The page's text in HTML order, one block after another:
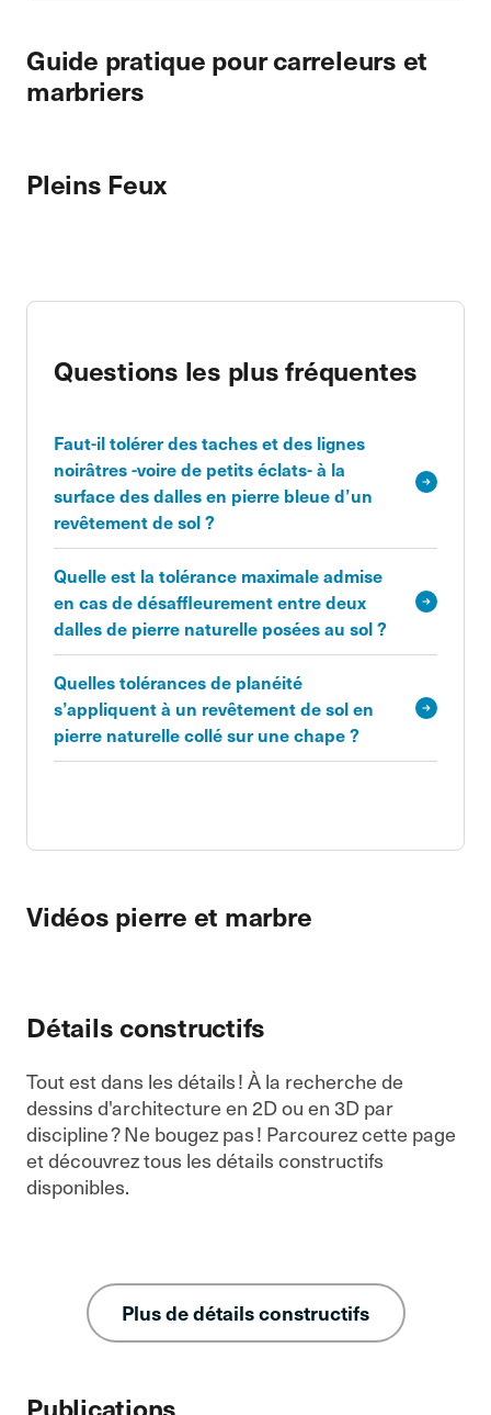
Guide pratique pour carreleurs et
marbriers
Pleins Feux
Questions les plus fréquentes
Faut-il tolérer des taches et des lignes
noirâtres -voire de petits éclats- à la
surface des dalles en pierre bleue d’un
revêtement de sol ?
Quelle est la tolérance maximale admise
en cas de désaffleurement entre deux
dalles de pierre naturelle posées au sol ?
Quelles tolérances de planéité
s’appliquent à un revêtement de sol en
pierre naturelle collé sur une chape ?
Vidéos pierre et marbre
Détails constructifs
Tout est dans les détails ! À la recherche de
dessins d'architecture en 2D ou en 3D par
discipline ? Ne bougez pas ! Parcourez cette page
et découvrez tous les détails constructifs
disponibles.
Plus de détails constructifs
Publications